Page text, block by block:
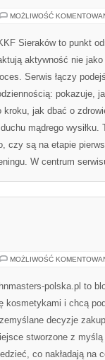
MOŻLIWOŚĆ
Sieraków to punkt
aktywność nie
Serwis łączy
pokazuje,
kroku, jak dbać o
mądrego
czy są na etapie
W centrum
MOŻLIWOŚĆ
polska.pl to
kosmetykami i chcą
decyzje
stworzone z
co nakładają na